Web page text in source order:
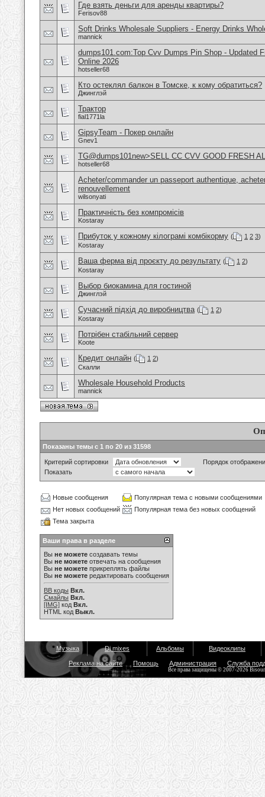
Где взять деньги для аренды квартиры?
Ferisov88
Soft Drinks Wholesale Suppliers - Energy Drinks
mannick
dumps101.com:Top Cvv Dumps Pin Shop - Updated
Online 2026
hotseller68
Кто остеклял балкон в Томске, к кому обратиться?
Джинглэй
Трактор
fial1771la
GipsyTeam - Покер онлайн
Gnev1
TG@dumps101new>SELL CC CVV GOOD FRESH
hotseller68
Acheter/commander un passeport authentique,
renouvellement
wilsonyati
Практичність без компромісів
Kostaray
Прибуток у кожному кілограмі комбікорму ( 1 2 3)
Kostaray
Ваша ферма від проєкту до результату ( 1 2)
Kostaray
Выбор биокамина для гостиной
Джинглэй
Сучасний підхід до виробництва ( 1 2)
Kostaray
Потрібен стабільний сервер
Koote
Кредит онлайн ( 1 2)
Скалли
Wholesale Household Products
mannick
Показаны темы с 1 по 20 из 31598
Критерий сортировки
Порядок
Показать
Новые сообщения
Популярная тема с новыми сообщениями
Нет новых сообщений
Популярная тема без новых сообщений
Тема закрыта
Ваши права в разделе
Вы не можете создавать темы
Вы не можете отвечать на сообщения
Вы не можете прикреплять файлы
Вы не можете редактировать сообщения
BB коды Вкл.
Смайлы Вкл.
[IMG] код Вкл.
HTML код Выкл.
Музыка Dj mixes Альбомы Видеоклипы
Реклама на сайте Помощь Администрация Служба
Все права защищены © 2007-2026